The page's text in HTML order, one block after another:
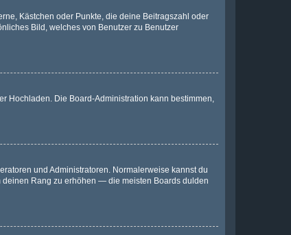
Kästchen oder Punkte, die deine Beitragszahl oder
Bild, welches von Benutzer zu Benutzer
Hochladen. Die Board-Administration kann bestimmen,
und Administratoren. Normalerweise kannst du
Rang zu erhöhen — die meisten Boards dulden